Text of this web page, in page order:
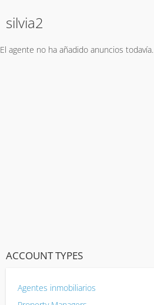
silvia2
El agente no ha añadido anuncios todavía.
ACCOUNT TYPES
Agentes inmobiliarios